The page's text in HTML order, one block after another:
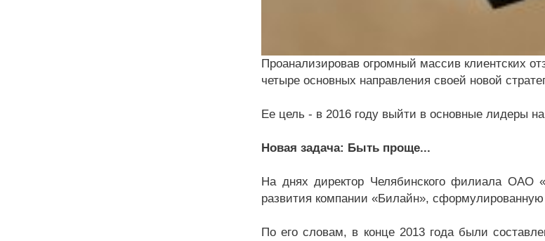
Проанализировав огромный массив клиентских
четыре основных направления своей новой
Ее цель - в 2016 году выйти в основные лидеры
Новая задача: Быть проще...
На днях директор Челябинского филиала ОАО
развития компании «Билайн»,
По его словам, в конце 2013 года были